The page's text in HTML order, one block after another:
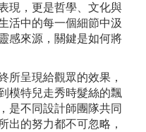
現，更是哲學、文化與
活中的每一個細節中汲
感來源，關鍵是如何將
所呈現給觀眾的效果，
模特兒走秀時髮絲的飄
是不同設計師團隊共同
出的努力都不可忽略，